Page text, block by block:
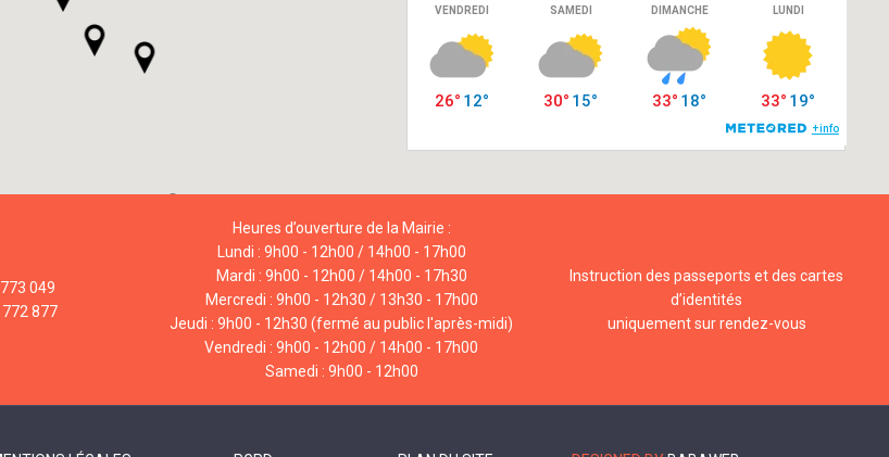
049
877
Heures d’ouverture de la Mairie :
Lundi : 9h00 - 12h00 / 14h00 - 17h00
Mardi : 9h00 - 12h00 / 14h00 - 17h30
Mercredi : 9h00 - 12h30 / 13h30 - 17h00
Jeudi : 9h00 - 12h30 (fermé au public l'après-midi)
Vendredi : 9h00 - 12h00 / 14h00 - 17h00
Samedi : 9h00 - 12h00
Instruction des passeports et des cartes
d’identités
uniquement sur rendez-vous